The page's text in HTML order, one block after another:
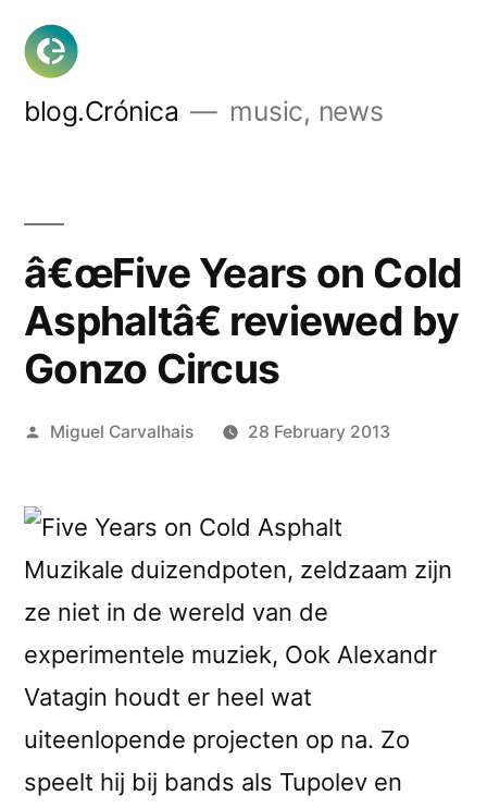
Skip
content
blog.Crónica music, news
â€œFive Years on Cold
Asphaltâ€ reviewed by
Gonzo Circus
Posted
Miguel Carvalhais 28 February 2013
Muzikale duizendpoten, zeldzaam zijn
ze niet in de wereld van de
experimentele muziek, Ook Alexandr
Vatagin houdt er heel wat
uiteenlopende projecten op na. Zo
speelt hij bij bands als Tupolev en